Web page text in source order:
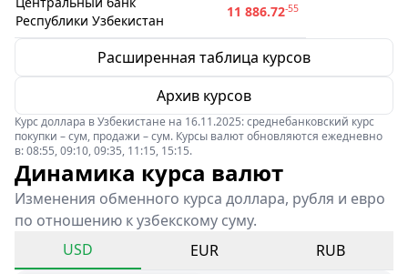
Республики Узбекистан
11 886.72-55
Расширенная таблица курсов
Архив курсов
Курс доллара в Узбекистане на 16.11.2025: среднебанковский курс
покупки – сум, продажи – сум. Курсы валют обновляются ежедневно
в: 08:55, 09:10, 09:35, 11:15, 15:15.
Динамика курса валют
Изменения обменного курса доллара, рубля и евро
по отношению к узбекскому суму.
USD
EUR RUB